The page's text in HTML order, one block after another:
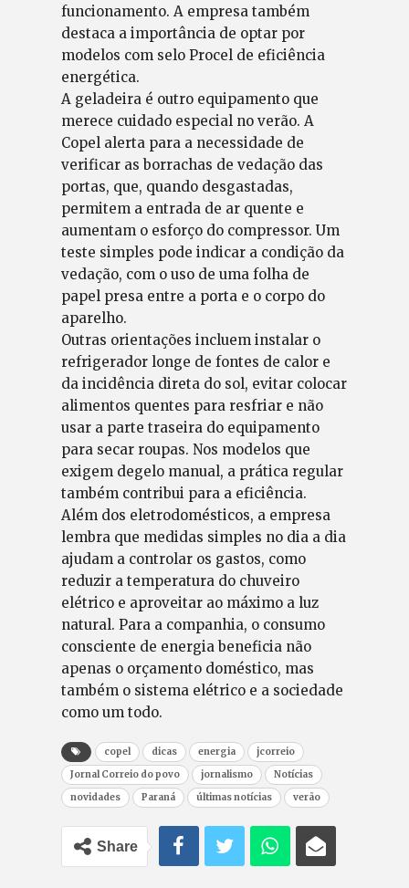
funcionamento. A empresa também
destaca a importância de optar por
modelos com selo Procel de eficiência
energética.
A geladeira é outro equipamento que
merece cuidado especial no verão. A
Copel alerta para a necessidade de
verificar as borrachas de vedação das
portas, que, quando desgastadas,
permitem a entrada de ar quente e
aumentam o esforço do compressor. Um
teste simples pode indicar a condição da
vedação, com o uso de uma folha de
papel presa entre a porta e o corpo do
aparelho.
Outras orientações incluem instalar o
refrigerador longe de fontes de calor e
da incidência direta do sol, evitar colocar
alimentos quentes para resfriar e não
usar a parte traseira do equipamento
para secar roupas. Nos modelos que
exigem degelo manual, a prática regular
também contribui para a eficiência.
Além dos eletrodomésticos, a empresa
lembra que medidas simples no dia a dia
ajudam a controlar os gastos, como
reduzir a temperatura do chuveiro
elétrico e aproveitar ao máximo a luz
natural. Para a companhia, o consumo
consciente de energia beneficia não
apenas o orçamento doméstico, mas
também o sistema elétrico e a sociedade
como um todo.
copel dicas energia
jcorreio
Jornal Correio do povo
jornalismo
Notícias
novidades
Paraná últimas notícias verão
Share